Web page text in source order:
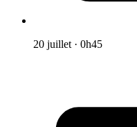
20 juillet · 0h45